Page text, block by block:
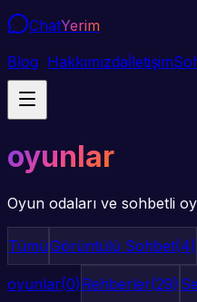
ChatYerim
Blog Hakkımızdaİletişim
oyunlar
Oyun odaları ve sohbetli
TümüGörüntülü Sohbet(4)
oyunlar(0) Rehberler(29)